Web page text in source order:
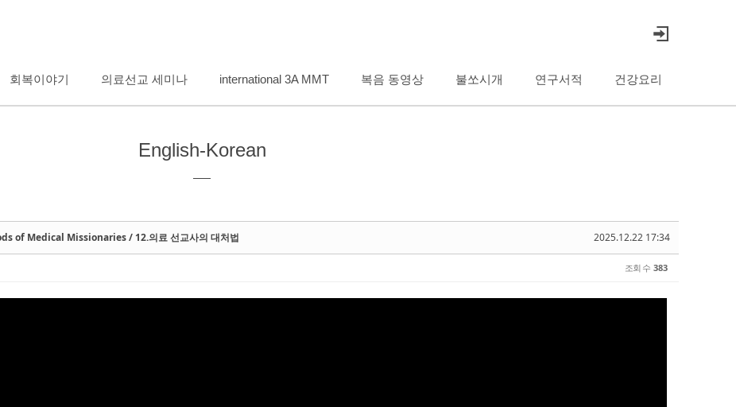
회복이야기 의료선교 세미나 international 3A MMT 복음 동영상 불쏘시개 연구서적 건강요리
English-Korean
2025.12.22 17:34
of Medical Missionaries / 12.의료 선교사의 대처법
조회 수 383